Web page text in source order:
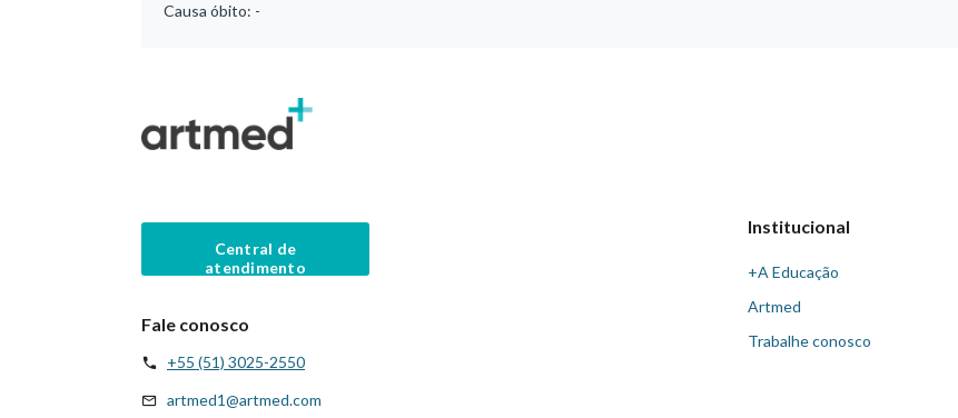
Causa óbito: -
Central de
atendimento
Fale conosco
+55 (51) 3025-2550
artmed1@artmed.com
Institucional
+A Educação
Artmed
Trabalhe conosco